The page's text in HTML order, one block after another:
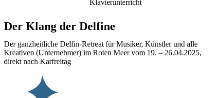
Der Klang der Delfine
Der ganzheitliche Delfin-Retreat für Musiker, Künstler und alle
Kreativen (Unternehmer) im Roten Meer vom 19. – 26.04.2025,
direkt nach Karfreitag